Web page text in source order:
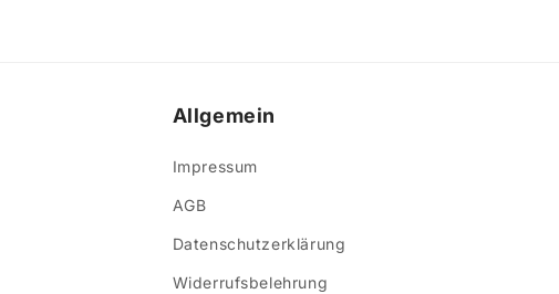
Allgemein
Impressum
AGB
Datenschutzerklärung
Widerrufsbelehrung